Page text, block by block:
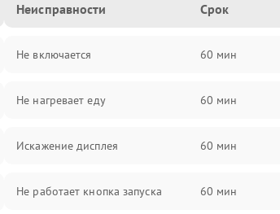
Неисправности Срок
Не включается 60 мин
Не нагревает еду 60 мин
Искажение дисплея 60 мин
Не работает кнопка запуска 60 мин